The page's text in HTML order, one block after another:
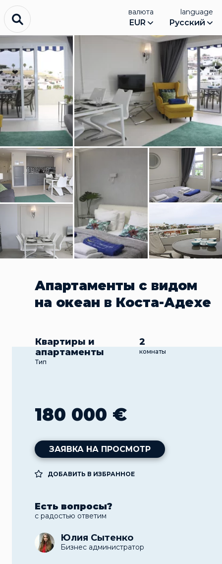
валюта
EUR
language
Русский
Апартаменты с видом
на океан в Коста-Адехе
Квартиры и
апартаменты
Тип
2
комнаты
180 000 €
ЗАЯВКА НА ПРОСМОТР
ДОБАВИТЬ В ИЗБРАННОЕ
Есть вопросы?
с радостью ответим
Юлия Сытенко
Бизнес администратор